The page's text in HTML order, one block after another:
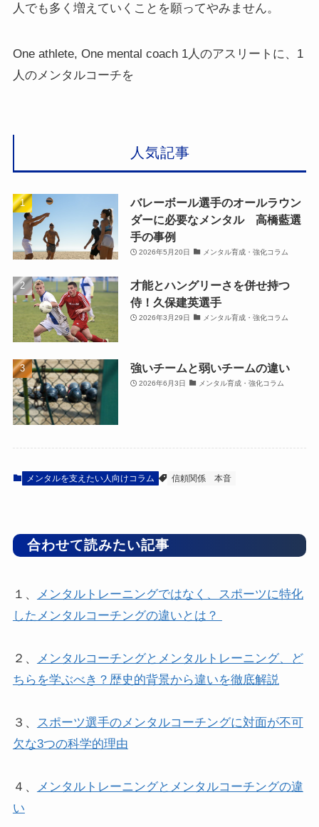
人でも多く増えていくことを願ってやみません。
One athlete, One mental coach 1人のアスリートに、1
人のメンタルコーチを
人気記事
バレーボール選手のオールラウン
ダーに必要なメンタル 高橋藍選
手の事例
2026年5月20日 メンタル育成・強化コラム
才能とハングリーさを併せ持つ
侍！久保建英選手
2026年3月29日 メンタル育成・強化コラム
強いチームと弱いチームの違い
2026年6月3日 メンタル育成・強化コラム
メンタルを支えたい人向けコラム 信頼関係 本音
合わせて読みたい記事
１、
メンタルトレーニングではなく、スポーツに特化
したメンタルコーチングの違いとは？
２、
メンタルコーチングとメンタルトレーニング、ど
ちらを学ぶべき？歴史的背景から違いを徹底解説
３、
スポーツ選手のメンタルコーチングに対面が不可
欠な3つの科学的理由
４、
メンタルトレーニングとメンタルコーチングの違
い